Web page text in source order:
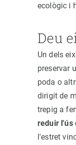
ecològic i
Deu
Un dels
preservar
poda o
dirigit de
trepig a
reduir l'ús
l'estret